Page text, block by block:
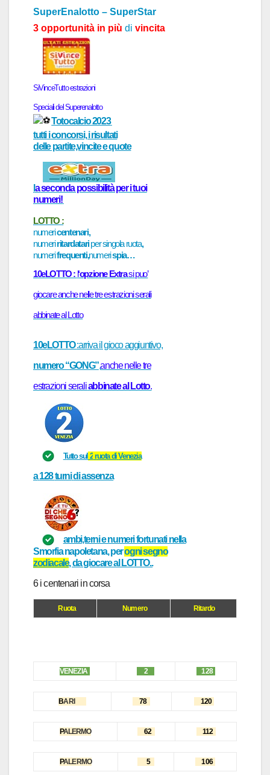
SuperEnalotto – SuperStar
3 opportunità in più di vincita
SiVinceTuttoestrazioni
Speciali del Superenalotto
Totocalcio 2023
tutti i concorsi, i risultati
delle partite,vincite e quote
aseconda possibilità per i tuoi
numeri!
LOTTO :
numericentenari,
numeriritardatariper singola ruota,
numerifrequenti,numerispia…
10eLOTTO : l‘opzione Extrasi puo’
giocare anche nelle tre estrazioni serali
abbinate al Lotto
10eLOTTO:arriva il gioco aggiuntivo,
numero “GONG”,anche nelle tre
estrazioni seraliabbinate al Lotto.
Tutto sul 2 ruota diVenezia
a128turnidi assenza
ambi,terni e numeri fortunatinella
Smorfia napoletana, perognisegno
zodiacale, da giocare al LOTTO..
6 i centenari in corsa
Ruota Numero Ritardo
VENEZIA 2 128
BARI 78 120
PALERMO 62 112
PALERMO 5 106